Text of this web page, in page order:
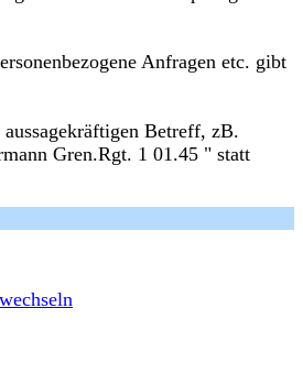
Anfragen etc. gibt
Betreff, zB.
Gren.Rgt. 1 01.45 " statt